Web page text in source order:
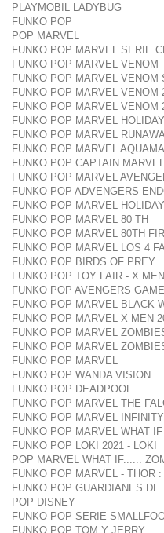
PLAYMOBIL LADYBUG
FUNKO POP
POP MARVEL
FUNKO POP MARVEL SERIE
FUNKO POP MARVEL VENOM
FUNKO POP MARVEL VENOM
FUNKO POP MARVEL VENOM
FUNKO POP MARVEL VENOM
FUNKO POP MARVEL
FUNKO POP MARVEL
FUNKO POP MARVEL
FUNKO POP CAPTAIN MARVEL
FUNKO POP MARVEL
FUNKO POP ADVENGERS
FUNKO POP MARVEL
FUNKO POP MARVEL 80 TH
FUNKO POP MARVEL 80TH
FUNKO POP MARVEL LOS 4
FUNKO POP BIRDS OF PREY
FUNKO POP TOY FAIR - X MEN
FUNKO POP AVENGERS GAME
FUNKO POP MARVEL BLACK
FUNKO POP MARVEL X MEN
FUNKO POP MARVEL
FUNKO POP MARVEL
FUNKO POP MARVEL
FUNKO POP WANDA VISION
FUNKO POP DEADPOOL
FUNKO POP MARVEL THE
FUNKO POP MARVEL
FUNKO POP MARVEL WHAT
FUNKO POP LOKI 2021 - LOKI
POP MARVEL WHAT IF......
FUNKO POP MARVEL - THOR
FUNKO POP GUARDIANES
POP DISNEY
FUNKO POP SERIE
FUNKO POP TOM Y JERRY